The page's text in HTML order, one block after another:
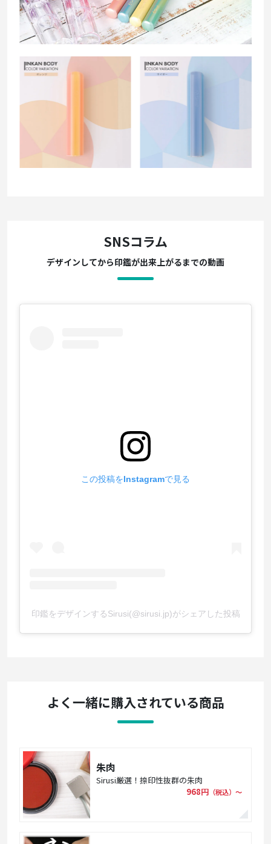
SNSコラム
デザインしてから印鑑が出来上がるまでの動画
この投稿をInstagramで見る
印鑑をデザインするSirusi(@sirusi.jp)がシェアした投稿
よく一緒に購入されている商品
朱肉
Sirusi厳選！捺印性抜群の朱肉
968円 （税込）〜